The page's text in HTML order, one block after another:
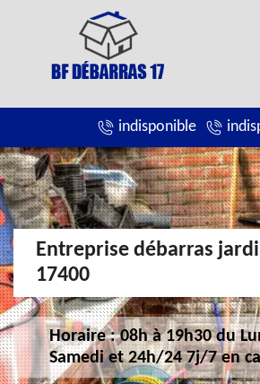
indisponible
Entreprise débarras
17400
Horaire : 08h à 19h30 du
Samedi et 24h/24 7j/7 en